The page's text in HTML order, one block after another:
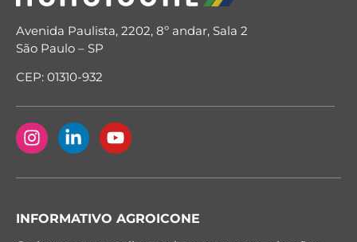
Avenida Paulista, 2202, 8º andar, Sala 2
São Paulo – SP
CEP: 01310-932
INFORMATIVO AGROICONE